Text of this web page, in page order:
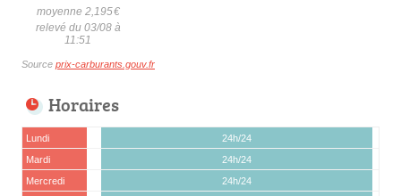
moyenne 2,195€
relevé du 03/08 à
11:51
Source prix-carburants.gouv.fr
Horaires
Lundi
24h/24
Mardi
24h/24
Mercredi
24h/24